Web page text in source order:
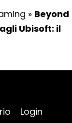
» Beyond
Ubisoft: il
Login